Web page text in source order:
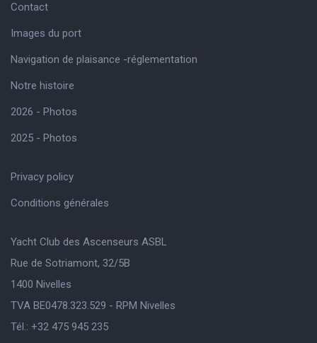
Contact
Images du port
Navigation de plaisance -réglementation
Notre histoire
2026 - Photos
2025 - Photos
Privacy policy
Conditions générales
Yacht Club des Ascenseurs ASBL
Rue de Sotriamont, 32/5B
1400 Nivelles
TVA BE0478.323.529 - RPM Nivelles
Tél.: +32 475 945 235